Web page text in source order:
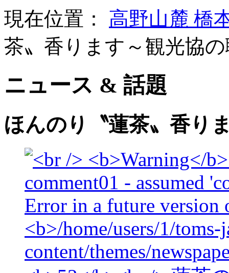
現在位置： 高野山麓 橋
茶〟香ります～観光協
ニュース & 話題
ほんのり〝蓮茶〟香り